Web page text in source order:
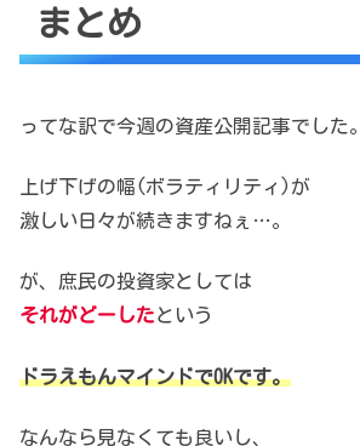
まとめ
ってな訳で今週の資産公開記事でした。
上げ下げの幅(ボラティリティ)が
激しい日々が続きますねぇ…。
が、庶民の投資家としては
それがどーしたという
ドラえもんマインドでOKです。
なんなら見なくても良いし、